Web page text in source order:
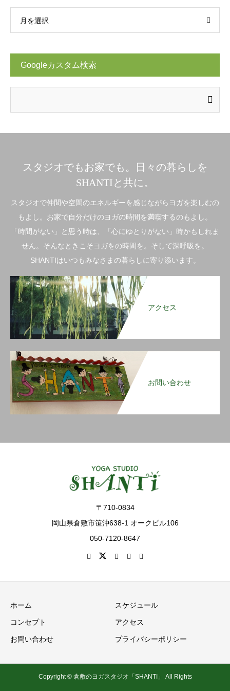
月を選択
Googleカスタム検索
スタジオでもお家でも。日々の暮らしを
SHANTIと共に。
スタジオで仲間や空間のエネルギーを感じながらヨガを楽しむの
もよし。お家で自分だけのヨガの時間を満喫するのもよし。
「時間がない」と思う時は、「心にゆとりがない」時かもしれま
せん。そんなときこそヨガをの時間を。そして深呼吸を。
SHANTIはいつもみなさまの暮らしに寄り添います。
アクセス
お問い合わせ
〒710-0834
岡山県倉敷市笹沖638-1 オークビル106
050-7120-8647
ホーム スケジュール
コンセプト アクセス
お問い合わせ プライバシーポリシー
Copyright © 倉敷のヨガスタジオ「SHANTI」 All Rights